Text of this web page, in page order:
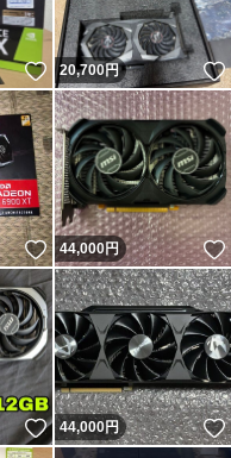
いいね！
20,700円
いいね！
44,000円
いいね！
44,000円